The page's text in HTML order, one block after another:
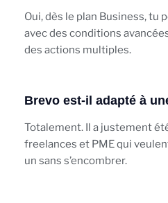
Oui, dès le plan Business, tu
avec des conditions
des actions multiples.
Brevo est-il adapté à
Totalement. Il a justement
freelances et PME qui
un sans s’encombrer.